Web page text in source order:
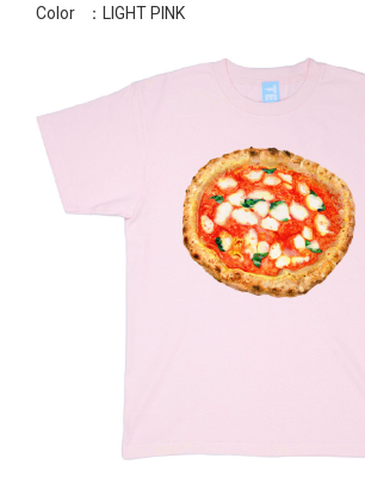
Color
：LIGHT PINK